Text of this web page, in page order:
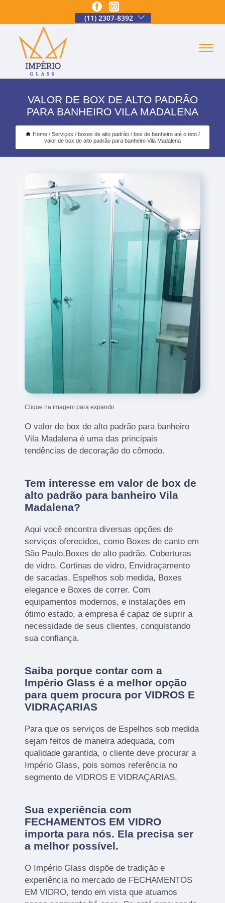
(11) 2307-8392
VALOR DE BOX DE ALTO PADRÃO
PARA BANHEIRO VILA MADALENA
Home Serviços boxes de alto padrão
box de banheiro até o teto
valor de box de alto padrão para banheiro Vila Madalena
Clique na imagem para expandir
O valor de box de alto padrão para banheiro
Vila Madalena é uma das principais
tendências de decoração do cômodo.
Tem interesse em valor de box de
alto padrão para banheiro Vila
Madalena?
Aqui você encontra diversas opções de
serviços oferecidos, como Boxes de canto em
São Paulo,Boxes de alto padrão, Coberturas
de vidro, Cortinas de vidro, Envidraçamento
de sacadas, Espelhos sob medida, Boxes
elegance e Boxes de correr. Com
equipamentos modernos, e instalações em
ótimo estado, a empresa é capaz de suprir a
necessidade de seus clientes, conquistando
sua confiança.
Saiba porque contar com a
Império Glass é a melhor opção
para quem procura por VIDROS E
VIDRAÇARIAS
Para que os serviços de Espelhos sob medida
sejam feitos de maneira adequada, com
qualidade garantida, o cliente deve procurar a
Império Glass, pois somos referência no
segmento de VIDROS E VIDRAÇARIAS.
Sua experiência com
FECHAMENTOS EM VIDRO
importa para nós. Ela precisa ser
a melhor possível.
O Império Glass dispõe de tradição e
experiência no mercado de FECHAMENTOS
EM VIDRO, tendo em vista que atuamos